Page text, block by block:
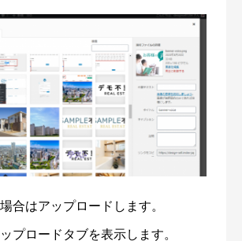
合はアップロードします。
プロードタブを表示します。